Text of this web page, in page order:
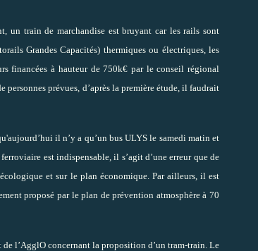
un train de marchandise est bruyant car les rails sont
Grandes Capacités) thermiques ou électriques, les
financées à hauteur de 750k€ par le conseil régional
prévues, d’après la première étude, il faudrait
il n’y a qu’un bus ULYS le samedi matin et
est indispensable, il s’agit d’une erreur que de
et sur le plan économique. Par ailleurs, il est
proposé par le plan de prévention atmosphère à 70
l’AgglO concernant la proposition d’un tram-train. Le